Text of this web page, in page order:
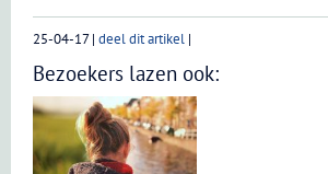
25-04-17| deel dit artikel |
Bezoekers lazen ook: